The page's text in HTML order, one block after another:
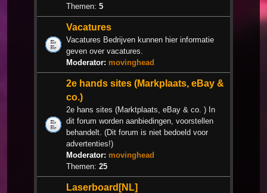
Themen: 5
Vacatures
Vacatures Bedrijven kunnen hier informatie
geven over vacatures.
Moderator: movinghead
2e hands sites (Markplaats, eBay &
co.)
2e hans sites (Marktplaats, eBay & co. ) In
dit forum worden aanbiedingen, voorstellen
behandelt. (Dit forum is niet bedoeld voor
advertenties!)
Moderator: movinghead
Themen: 25
Laserboard[NL]